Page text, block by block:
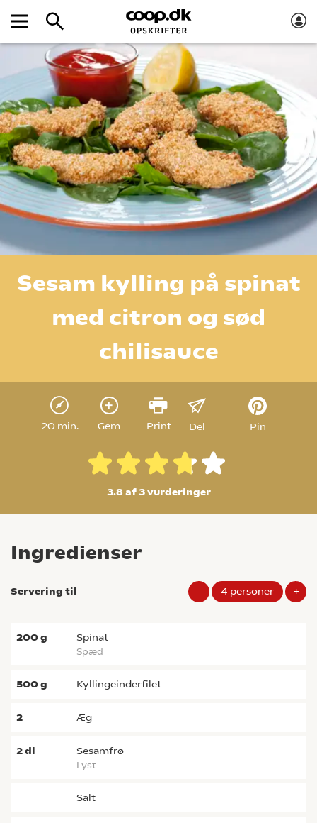
Sesam kylling på spinat
med citron og sød
chilisauce
20 min. Gem Print Del Pin
3.8 af 3vurderinger
Ingredienser
Servering til - 4 personer +
200g spinat
spæd
500g kyllingeinderfilet
2 æg
2dl sesamfrø
lyst
salt